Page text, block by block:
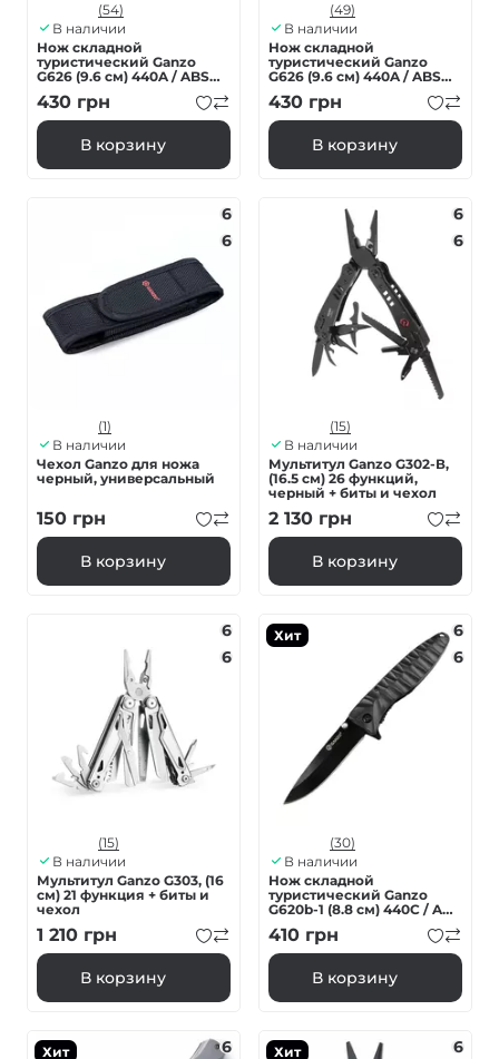
(54)
В наличии
Нож складной
туристический Ganzo
G626 (9.6 см) 440A / ABS
черный самурай
430 грн
В корзину
(49)
В наличии
Нож складной
туристический Ganzo
G626 (9.6 см) 440A / ABS
серый самурай
430 грн
В корзину
6
6
(1)
В наличии
Чехол Ganzo для ножа
черный, универсальный
150 грн
В корзину
6
6
(15)
В наличии
Мультитул Ganzo G302-В,
(16.5 см) 26 функций,
черный + биты и чехол
2 130 грн
В корзину
6
6
(15)
В наличии
Мультитул Ganzo G303, (16
см) 21 функция + биты и
чехол
1 210 грн
В корзину
Хит
6
6
(30)
В наличии
Нож складной
туристический Ganzo
G620b-1 (8.8 см) 440C / ABS
черный
410 грн
В корзину
Хит
6
Хит
6